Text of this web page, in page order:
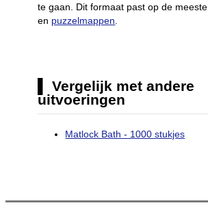
te gaan. Dit formaat past op de meeste
en puzzelmappen.
Vergelijk met andere
uitvoeringen
Matlock Bath - 1000 stukjes